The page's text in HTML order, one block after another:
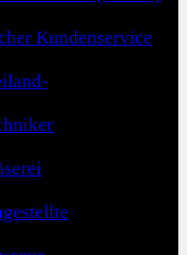
Kundenservice